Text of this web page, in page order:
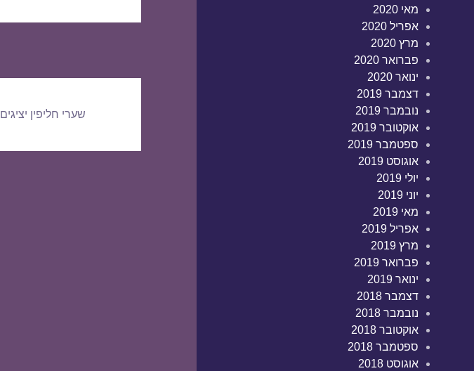
מאי 2020
אפריל 2020
מרץ 2020
פברואר 2020
ינואר 2020
דצמבר 2019
נובמבר 2019
אוקטובר 2019
ספטמבר 2019
אוגוסט 2019
יולי 2019
יוני 2019
מאי 2019
אפריל 2019
מרץ 2019
פברואר 2019
ינואר 2019
דצמבר 2018
נובמבר 2018
אוקטובר 2018
ספטמבר 2018
אוגוסט 2018
שערי חליפין יציגים